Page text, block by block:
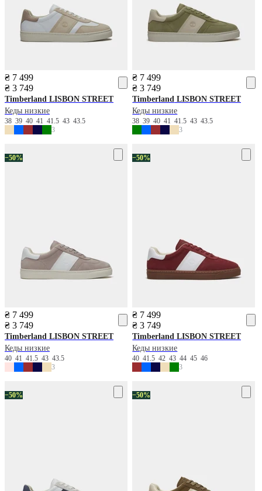
₴ 7 499
₴ 3 749
Timberland LISBON STREET
Кеды низкие
38 39 40 41 41.5 43 43.5
3
₴ 7 499
₴ 3 749
Timberland LISBON STREET
Кеды низкие
3839404141.54343.5
3
−50%
₴ 7 499
₴ 3 749
Timberland LISBON STREET
Кеды низкие
40 41 41.5 43 43.5
3
−50%
₴ 7 499
₴ 3 749
Timberland LISBON STREET
Кеды низкие
4041.54243444546
3
−50% −50%